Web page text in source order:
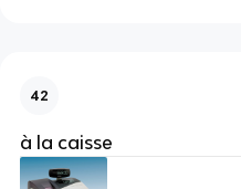
42
à la caisse